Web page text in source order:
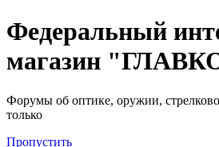
Федеральный
магазин
Форумы об оптике, оружии,
только
Пропустить